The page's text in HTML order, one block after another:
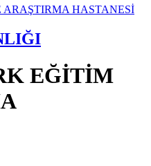
EĞİTİM